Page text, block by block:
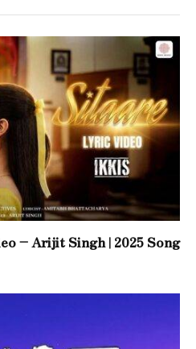
– Arijit Singh | 2025 Song